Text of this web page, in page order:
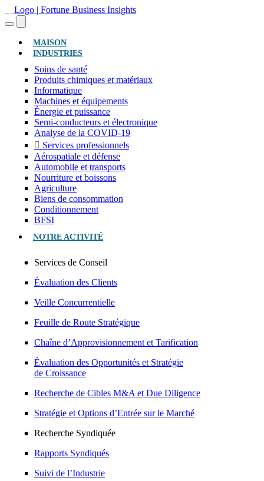
MAISON(ACTUEL)
INDUSTRIES
Soins de santé
Produits chimiques et matériaux
Informatique
Machines et équipements
Énergie et puissance
Semi-conducteurs et électronique
Analyse de la COVID-19
Services professionnels
Aérospatiale et défense
Automobile et transports
Nourriture et boissons
Agriculture
Biens de consommation
Conditionnement
BFSI
NOTRE ACTIVITÉ
Services de Conseil
Évaluation des Clients
Veille Concurrentielle
Feuille de Route Stratégique
Chaîne d’Approvisionnement et Tarification
Évaluation des Opportunités et Stratégie
de Croissance
Recherche de Cibles M&A et Due Diligence
Stratégie et Options d’Entrée sur le Marché
Recherche Syndiquée
Rapports Syndiqués
Suivi de l’Industrie